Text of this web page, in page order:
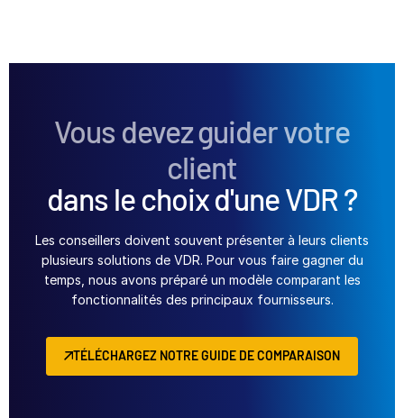
Vous devez guider votre
client
dans le choix d'une VDR ?
Les conseillers doivent souvent présenter à leurs clients
plusieurs solutions de VDR. Pour vous faire gagner du
temps, nous avons préparé un modèle comparant les
fonctionnalités des principaux fournisseurs.
TÉLÉCHARGEZ NOTRE GUIDE DE COMPARAISON